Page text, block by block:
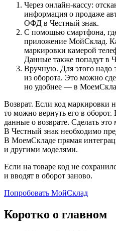
Через онлайн-кассу:
информация о продаже
ОФД в Честный знак.
С помощью смартфона,
приложение МойСклад.
маркировки камерой
Данные также попадут в
Вручную. Для этого надо
из оборота. Это можно
но удобнее — в
Возврат. Если код маркировки
то можно вернуть его в оборот.
данные о возврате. Сделать
В Честный знак необходимо
В МоемСкладе прямая
и другими моделями.
Если на товаре код не
и вводят в оборот заново.
Попробовать МойСклад
Коротко о главном